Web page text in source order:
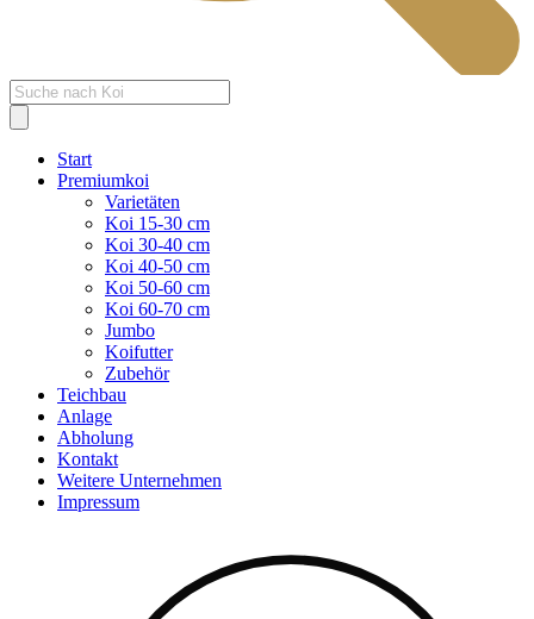
Products
search
Start
Premiumkoi
Varietäten
Koi 15-30 cm
Koi 30-40 cm
Koi 40-50 cm
Koi 50-60 cm
Koi 60-70 cm
Jumbo
Koifutter
Zubehör
Teichbau
Anlage
Abholung
Kontakt
Weitere Unternehmen
Impressum